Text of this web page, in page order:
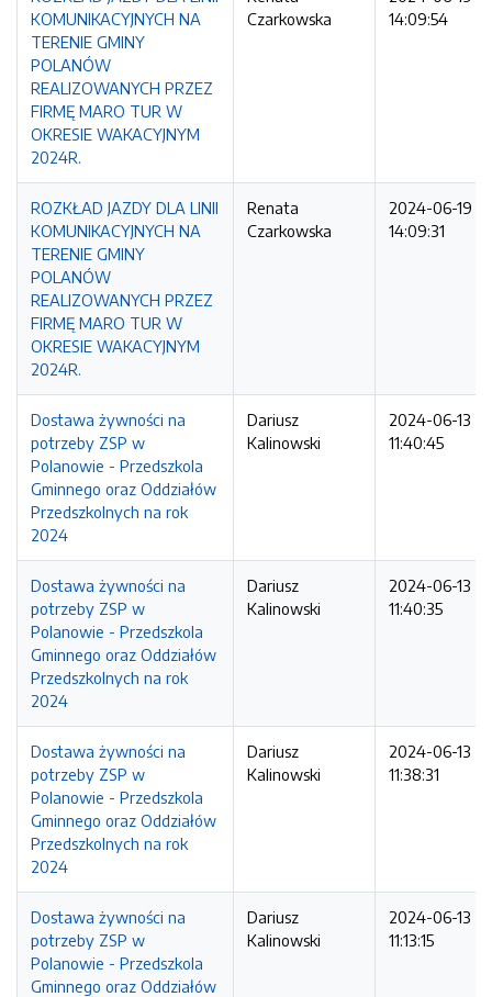
KOMUNIKACYJNYCH NA
TERENIE GMINY
POLANÓW
REALIZOWANYCH PRZEZ
FIRMĘ MARO TUR W
OKRESIE WAKACYJNYM
2024R.
Czarkowska
14:09:54
ROZKŁAD JAZDY DLA LINII
KOMUNIKACYJNYCH NA
TERENIE GMINY
POLANÓW
REALIZOWANYCH PRZEZ
FIRMĘ MARO TUR W
OKRESIE WAKACYJNYM
2024R.
Renata
Czarkowska
2024-06-19
14:09:31
Dostawa żywności na
potrzeby ZSP w
Polanowie - Przedszkola
Gminnego oraz Oddziałów
Przedszkolnych na rok
2024
Dariusz
Kalinowski
2024-06-13
11:40:45
Dostawa żywności na
potrzeby ZSP w
Polanowie - Przedszkola
Gminnego oraz Oddziałów
Przedszkolnych na rok
2024
Dariusz
Kalinowski
2024-06-13
11:40:35
Dostawa żywności na
potrzeby ZSP w
Polanowie - Przedszkola
Gminnego oraz Oddziałów
Przedszkolnych na rok
2024
Dariusz
Kalinowski
2024-06-13
11:38:31
Dostawa żywności na
potrzeby ZSP w
Polanowie - Przedszkola
Gminnego oraz Oddziałów
Dariusz
Kalinowski
2024-06-13
11:13:15